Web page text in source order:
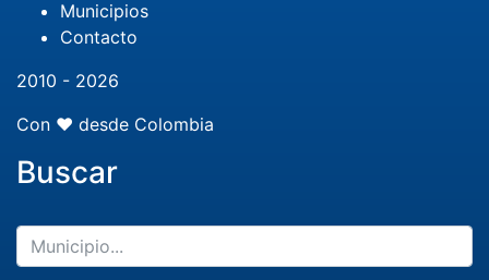
Municipios
Contacto
2010 - 2026
Con ❤️ desde Colombia
Buscar